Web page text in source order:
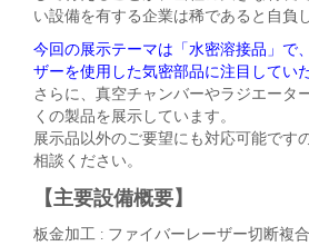
い設備を有する企業は稀であると自負
今回の展示テーマは「水密溶接品」で
ザーを使用した気密部品に注目してい
さらに、真空チャンバーやラジエータ
くの製品を展示しています。
展示品以外のご要望にも対応可能です
相談ください。
【主要設備概要】
板金加工 : ファイバーレーザー切断複